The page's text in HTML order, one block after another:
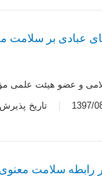
عبادی بر
و عضو هیئت علمی
تاریخ پذیرش: 1397/12/
سلامت معنوی